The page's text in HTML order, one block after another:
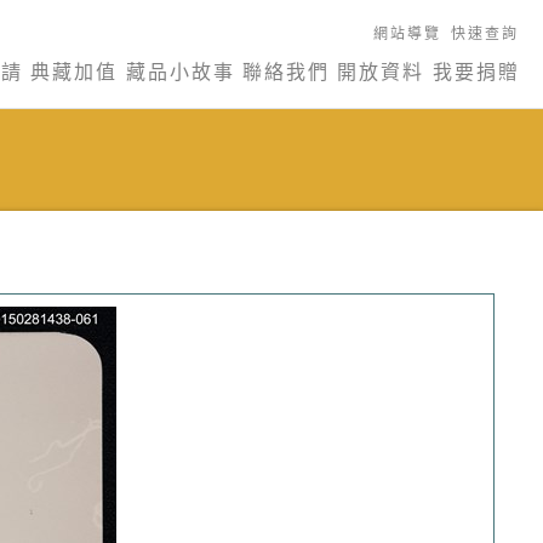
網站導覽 快速查詢
典藏加值 藏品小故事 聯絡我們 開放資料 我要捐贈